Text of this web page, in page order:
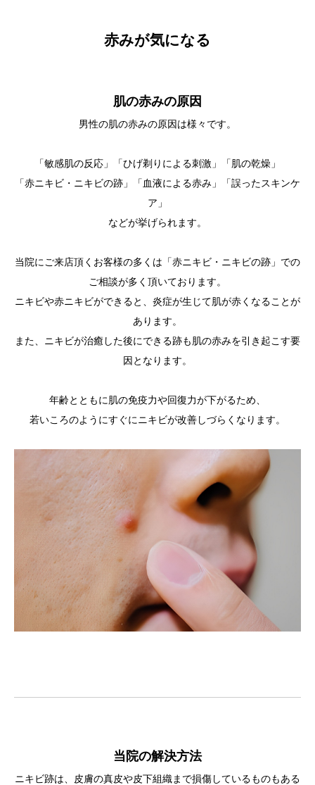
赤みが気になる
肌の赤みの原因
男性の肌の赤みの原因は様々です。
「敏感肌の反応」「ひげ剃りによる刺激」「肌の乾燥」
「赤ニキビ・ニキビの跡」「血液による赤み」「誤ったスキンケ
ア」
などが挙げられます。
当院にご来店頂くお客様の多くは「赤ニキビ・ニキビの跡」での
ご相談が多く頂いております。
ニキビや赤ニキビができると、炎症が生じて肌が赤くなることが
あります。
また、ニキビが治癒した後にできる跡も肌の赤みを引き起こす要
因となります。
年齢とともに肌の免疫力や回復力が下がるため、
若いころのようにすぐにニキビが改善しづらくなります。
当院の解決方法
ニキビ跡は、皮膚の真皮や皮下組織まで損傷しているものもある